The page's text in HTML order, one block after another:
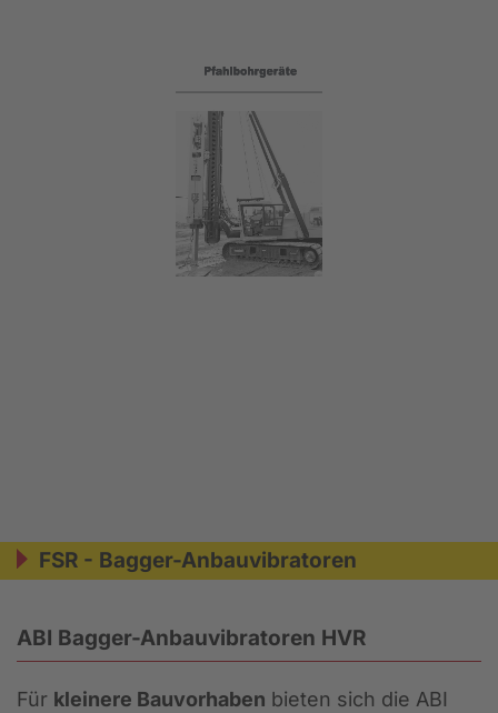
FSR - Bagger-Anbauvibratoren
ABI Bagger-Anbauvibratoren HVR
Für kleinere Bauvorhaben bieten sich die ABI